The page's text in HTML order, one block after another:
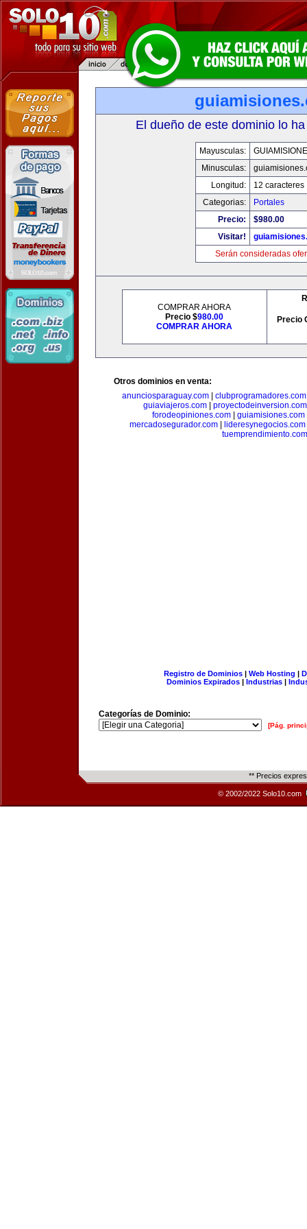
El dueño de este dominio lo
Mayusculas:
Minusculas:
Longitud:
12 caracteres
Categorias:
Portales
Precio:
$980.00
Visitar!
Serán consideradas
COMPRAR AHORA
Precio $980.00
COMPRAR AHORA
Precio
Otros dominios en venta:
anunciosparaguay.com
clubprogramadores.com
guiaviajeros.com| proyectodeinversion.com
forodeopiniones.com
guiamisiones.com
mercadosegurador.com
lideresynegocios.com
tuemprendimiento.com
Registro de Dominios| Web Hosting |
Dominios Expirados | Industrias |
Categorías de Dominio:
[Pág.
** Precios
© 2002/2022 Solo10.com